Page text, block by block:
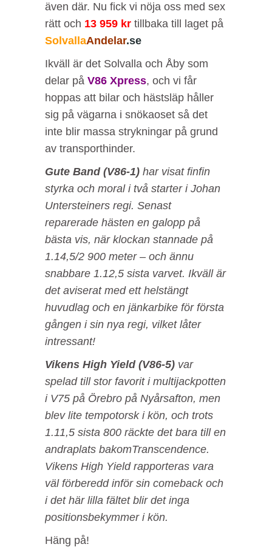
även där. Nu fick vi nöja oss med sex
rätt och 13 959 kr tillbaka till laget på
SolvallaAndelar.se
Ikväll är det Solvalla och Åby som
delar på V86 Xpress, och vi får
hoppas att bilar och hästsläp håller
sig på vägarna i snökaoset så det
inte blir massa strykningar på grund
av transporthinder.
Gute Band (V86-1) har visat finfin
styrka och moral i två starter i Johan
Untersteiners regi. Senast
reparerade hästen en galopp på
bästa vis, när klockan stannade på
1.14,5/2 900 meter – och ännu
snabbare 1.12,5 sista varvet. Ikväll är
det aviserat med ett helstängt
huvudlag och en jänkarbike för första
gången i sin nya regi, vilket låter
intressant!
Vikens High Yield (V86-5) var
spelad till stor favorit i multijackpotten
i V75 på Örebro på Nyårsafton, men
blev lite tempotorsk i kön, och trots
1.11,5 sista 800 räckte det bara till en
andraplats bakomTranscendence.
Vikens High Yield rapporteras vara
väl förberedd inför sin comeback och
i det här lilla fältet blir det inga
positionsbekymmer i kön.
Häng på!